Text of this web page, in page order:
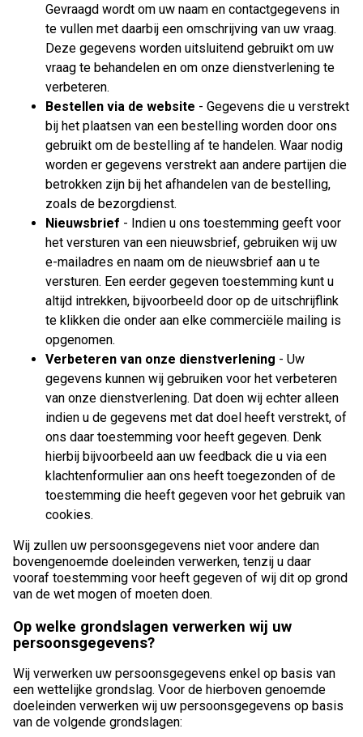
Gevraagd wordt om uw naam en contactgegevens in
te vullen met daarbij een omschrijving van uw vraag.
Deze gegevens worden uitsluitend gebruikt om uw
vraag te behandelen en om onze dienstverlening te
verbeteren.
Bestellen via de website - Gegevens die u verstrekt
bij het plaatsen van een bestelling worden door ons
gebruikt om de bestelling af te handelen. Waar nodig
worden er gegevens verstrekt aan andere partijen die
betrokken zijn bij het afhandelen van de bestelling,
zoals de bezorgdienst.
Nieuwsbrief - Indien u ons toestemming geeft voor
het versturen van een nieuwsbrief, gebruiken wij uw
e-mailadres en naam om de nieuwsbrief aan u te
versturen. Een eerder gegeven toestemming kunt u
altijd intrekken, bijvoorbeeld door op de uitschrijflink
te klikken die onder aan elke commerciële mailing is
opgenomen.
Verbeteren van onze dienstverlening - Uw
gegevens kunnen wij gebruiken voor het verbeteren
van onze dienstverlening. Dat doen wij echter alleen
indien u de gegevens met dat doel heeft verstrekt, of
ons daar toestemming voor heeft gegeven. Denk
hierbij bijvoorbeeld aan uw feedback die u via een
klachtenformulier aan ons heeft toegezonden of de
toestemming die heeft gegeven voor het gebruik van
cookies.
Wij zullen uw persoonsgegevens niet voor andere dan
bovengenoemde doeleinden verwerken, tenzij u daar
vooraf toestemming voor heeft gegeven of wij dit op grond
van de wet mogen of moeten doen.
Op welke grondslagen verwerken wij uw
persoonsgegevens?
Wij verwerken uw persoonsgegevens enkel op basis van
een wettelijke grondslag. Voor de hierboven genoemde
doeleinden verwerken wij uw persoonsgegevens op basis
van de volgende grondslagen: